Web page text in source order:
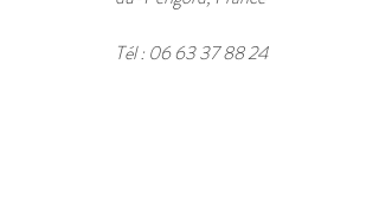
Tél : 06 63 37 88 24